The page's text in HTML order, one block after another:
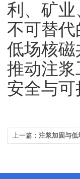
利、矿
不可替
低场核
推动注
安全与
上一篇： 注浆加固与低